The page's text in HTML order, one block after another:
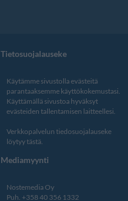
Tietosuojalauseke
Käytämme sivustolla evästeitä
parantaaksemme käyttökokemustasi.
Käyttämällä sivustoa hyväksyt
evästeiden tallentamisen laitteellesi.
Verkkopalvelun tiedosuojalauseke
löytyy tästä.
Mediamyynti
Nostemedia Oy
Puh. +358 40 356 1332